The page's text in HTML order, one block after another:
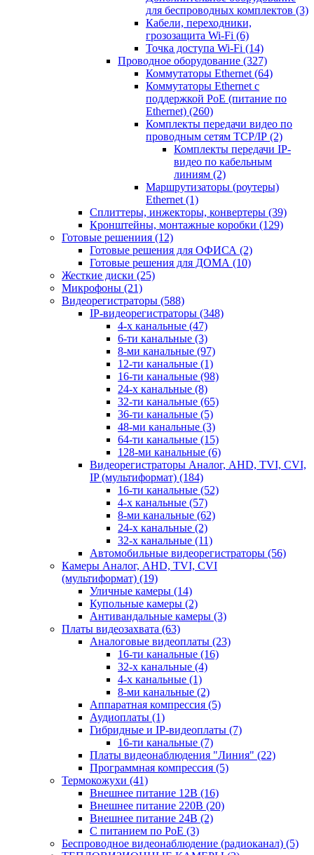
для беспроводных комплектов (3)
Кабели, переходники,
грозозащита Wi-Fi (6)
Точка доступа Wi-Fi (14)
Проводное оборудование (327)
Коммутаторы Ethernet (64)
Коммутаторы Ethernet с
поддержкой PoE (питание по
Ethernet) (260)
Комплекты передачи видео по
проводным сетям TCP/IP (2)
Комплекты передачи IP-
видео по кабельным
линиям (2)
Маршрутизаторы (роутеры)
Ethernet (1)
Сплиттеры, инжекторы, конвертеры (39)
Кронштейны, монтажные коробки (129)
Готовые решениия (12)
Готовые решения для ОФИСА (2)
Готовые решения для ДОМА (10)
Жесткие диски (25)
Микрофоны (21)
Видеорегистраторы (588)
IP-видеорегистраторы (348)
4-х канальные (47)
6-ти канальные (3)
8-ми канальные (97)
12-ти канальные (1)
16-ти канальные (98)
24-х канальные (8)
32-ти канальные (65)
36-ти канальные (5)
48-ми канальные (3)
64-ти канальные (15)
128-ми канальные (6)
Видеорегистраторы Аналог, AHD, TVI, CVI,
IP (мультиформат) (184)
16-ти канальные (52)
4-х канальные (57)
8-ми канальные (62)
24-х канальные (2)
32-х канальные (11)
Автомобильные видеорегистраторы (56)
Камеры Аналог, AHD, TVI, CVI
(мультиформат) (19)
Уличные камеры (14)
Купольные камеры (2)
Антивандальные камеры (3)
Платы видеозахвата (63)
Аналоговые видеоплаты (23)
16-ти канальные (16)
32-х канальные (4)
4-х канальные (1)
8-ми канальные (2)
Аппаратная компрессия (5)
Аудиоплаты (1)
Гибридные и IP-видеоплаты (7)
16-ти канальные (7)
Платы видеонаблюдения "Линия" (22)
Программная компрессия (5)
Термокожухи (41)
Внешнее питание 12В (16)
Внешнее питание 220В (20)
Внешнее питание 24В (2)
С питанием по PoE (3)
Беспроводное видеонаблюдение (радиоканал) (5)